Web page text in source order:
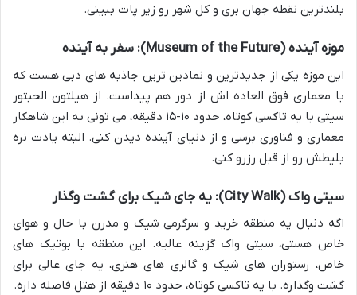
بلندترین نقطه جهان بری و کل شهر رو زیر پات ببینی.
موزه آینده (Museum of the Future): سفر به آینده
این موزه یکی از جدیدترین و نمادین ترین جاذبه های دبی هست که
با معماری فوق العاده اش از دور هم پیداست. از هیلتون الحبتور
سیتی با یه تاکسی کوتاه، حدود ۱۰-۱۵ دقیقه، می تونی به این شاهکار
معماری و فناوری برسی و از دنیای آینده دیدن کنی. البته یادت نره
بلیطش رو از قبل رزرو کنی.
سیتی واک (City Walk): یه جای شیک برای گشت وگذار
اگه دنبال یه منطقه خرید و سرگرمی شیک و مدرن با حال و هوای
خاص هستی، سیتی واک گزینه عالیه. این منطقه با بوتیک های
خاص، رستوران های شیک و گالری های هنری، یه جای عالی برای
گشت وگذاره. با یه تاکسی کوتاه، حدود ۱۰ دقیقه از هتل فاصله داره.